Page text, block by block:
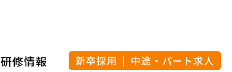
研修情報 新卒採用 中途・パート求人